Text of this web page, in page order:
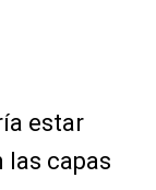
estar
las capas